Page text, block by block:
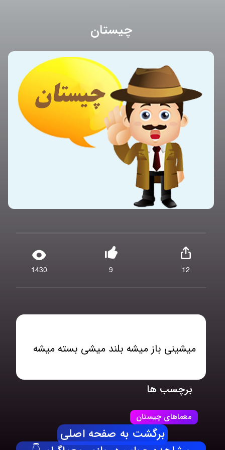
چیستان
1430 9 12
میشینی باز میشه بلند میشی بسته میشه
برچسب ها
معماهای چیستان
برگشت به صفحه اصلی